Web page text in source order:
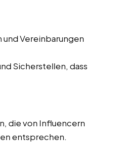
Vereinbarungen
Sicherstellen, dass
die von Influencern
entsprechen.